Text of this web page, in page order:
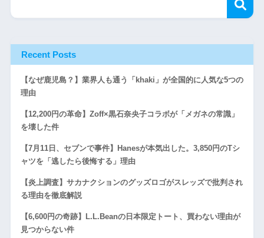
Recent Posts
【なぜ鹿児島？】業界人も通う「khaki」が全国的に人気な5つの
理由
【12,200円の革命】Zoff×黒石奈央子コラボが「メガネの常識」
を壊した件
【7月11日、セブンで事件】Hanesが本気出した。3,850円のTシ
ャツを「逃したら後悔する」理由
【炎上調査】サカナクションのグッズロゴがスレッズで批判され
る理由を徹底解説
【6,600円の奇跡】L.L.Beanの日本限定トート、買わない理由が
見つからない件